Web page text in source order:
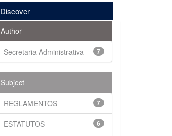
Discover
Author
7
Secretaria Administrativa
Subject
7
REGLAMENTOS
6
ESTATUTOS